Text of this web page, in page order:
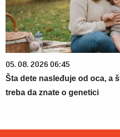
05. 08. 2026 06:45
Šta dete nasleđuje od oca, a
treba da znate o genetici